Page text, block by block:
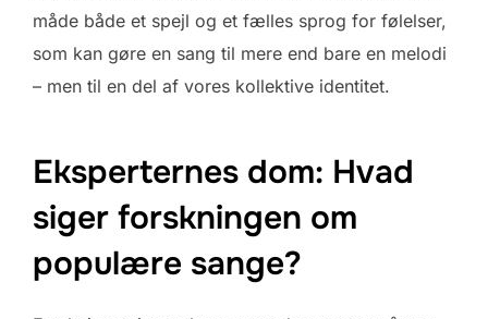
måde både et spejl og et fælles sprog for følelser,
som kan gøre en sang til mere end bare en melodi
– men til en del af vores kollektive identitet.
Eksperternes dom: Hvad
siger forskningen om
populære sange?